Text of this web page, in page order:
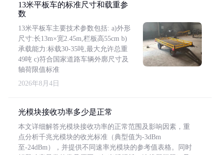
13米平板车的标准尺寸和载重参
数
13米平板车主要技术参数包括: a)外形
尺寸:长13m×宽2.45m,栏板高55cm b)
承载能力:标载30-35吨,最大允许总重
49吨 c)符合国家道路车辆外廓尺寸及
轴荷限值标准
2026年8月4日
光模块接收功率多少是正常
本文详细解答光模块接收功率的正常范围及影响因素，重
点分析千兆光模块的收光标准（典型值为-3dBm
至-24dBm），并提供不同速率光模块的参考值表格。同时